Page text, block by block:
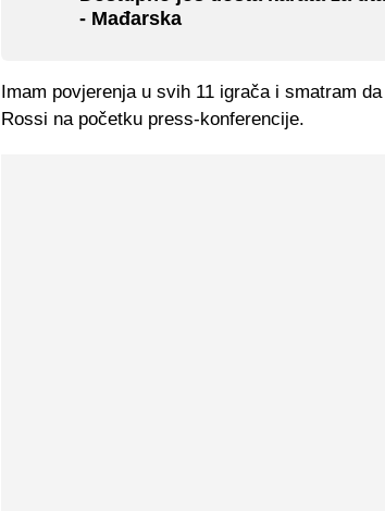
- Mađarska
Imam povjerenja u svih 11 igrača i smatram
Rossi na početku press-konferencije.